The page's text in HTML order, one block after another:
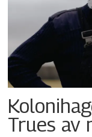
Trues av